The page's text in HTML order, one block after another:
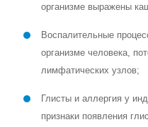
организме выражены
Воспалительные
организме человека,
лимфатических узлов;
Глисты и аллергия у
признаки появления